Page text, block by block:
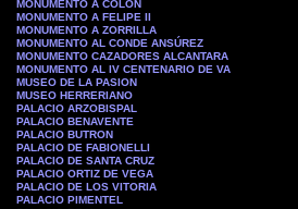
MONUMENTO A COLON
MONUMENTO A FELIPE II
MONUMENTO A ZORRILLA
MONUMENTO AL CONDE ANSÚREZ
MONUMENTO CAZADORES ALCANTARA
MONUMENTO AL IV CENTENARIO DE VA
MUSEO DE LA PASION
MUSEO HERRERIANO
PALACIO ARZOBISPAL
PALACIO BENAVENTE
PALACIO BUTRON
PALACIO DE FABIONELLI
PALACIO DE SANTA CRUZ
PALACIO ORTIZ DE VEGA
PALACIO DE LOS VITORIA
PALACIO PIMENTEL